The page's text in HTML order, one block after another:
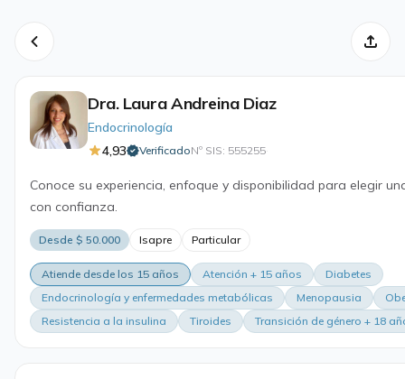
Dra. Laura Andreina Diaz
Endocrinología
4,93
VerificadoNº SIS: 555255·
Conoce su experiencia, enfoque y disponibilidad para elegir
con confianza.
Desde $ 50.000 Isapre Particular
Atiende desde los 15 años Atención + 15 años
Diabetes
Endocrinología y enfermedades metabólicas
Menopausia
Resistencia a la insulina
Tiroides Transición de género + 18